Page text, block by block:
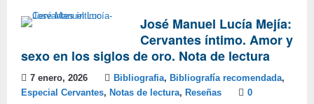
José Manuel Lucía Mejía:
Cervantes íntimo. Amor y
sexo en los siglos de oro. Nota de lectura
7 enero, 2026 Bibliografia, Bibliografía recomendada,
Especial Cervantes, Notas de lectura, Reseñas 0